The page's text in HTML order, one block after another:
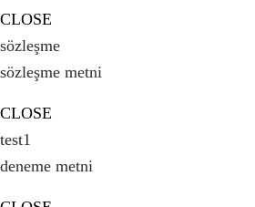
CLOSE
sözleşme
sözleşme metni
CLOSE
test1
deneme metni